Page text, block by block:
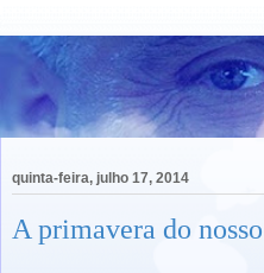
quinta-feira, julho 17, 2014
A primavera do